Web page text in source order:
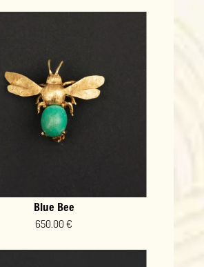
Blue Bee
650.00 €